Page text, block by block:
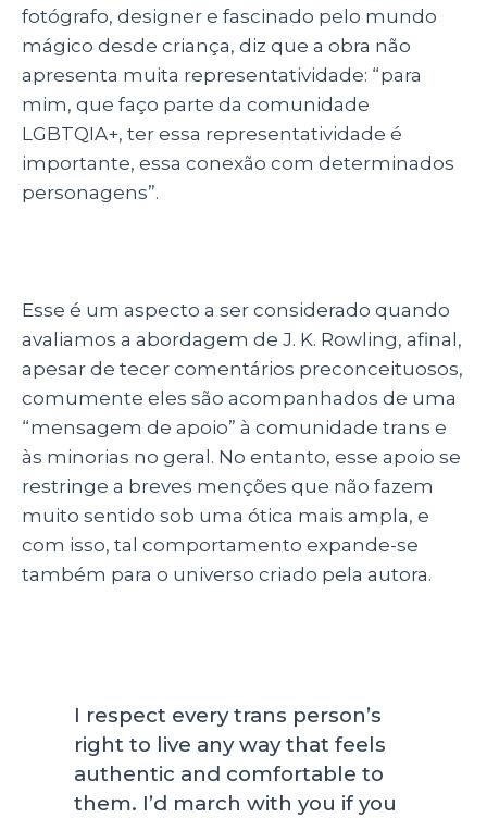
fotógrafo, designer e fascinado pelo mundo
mágico desde criança, diz que a obra não
apresenta muita representatividade: “para
mim, que faço parte da comunidade
LGBTQIA+, ter essa representatividade é
importante, essa conexão com determinados
personagens”.
Esse é um aspecto a ser considerado quando
avaliamos a abordagem de J. K. Rowling, afinal,
apesar de tecer comentários preconceituosos,
comumente eles são acompanhados de uma
“mensagem de apoio” à comunidade trans e
às minorias no geral. No entanto, esse apoio se
restringe a breves menções que não fazem
muito sentido sob uma ótica mais ampla, e
com isso, tal comportamento expande-se
também para o universo criado pela autora.
I respect every trans person’s
right to live any way that feels
authentic and comfortable to
them. I’d march with you if you